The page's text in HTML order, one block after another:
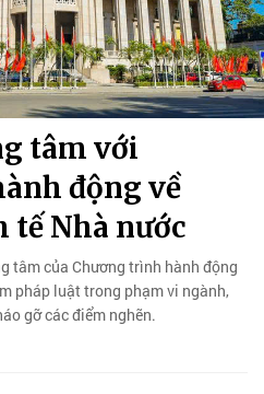
tâm với
động về
Nhà nước
tâm của Chương trình hành động
pháp luật trong phạm vi ngành,
gỡ các điểm nghẽn.